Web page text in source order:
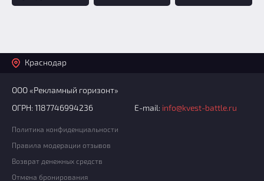
Краснодар
ООО «Рекламный горизонт»
ОГРН: 1187746994236
E-mail: info@kvest-battle.ru
Политика конфиденциальности
Правила модерации отзывов
Возврат денежных средств
Отмена бронирования